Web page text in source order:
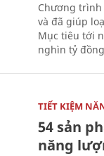
Chương
và đã giúp
Mục tiêu tới
nghìn tỷ
TIẾT KIỆM
54 sản
năng